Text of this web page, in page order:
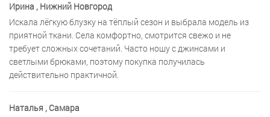
Ирина , Нижний Новгород
Искала лёгкую блузку на тёплый сезон и выбрала модель из
приятной ткани. Села комфортно, смотрится свежо и не
требует сложных сочетаний. Часто ношу с джинсами и
светлыми брюками, поэтому покупка получилась
действительно практичной.
Наталья , Самара